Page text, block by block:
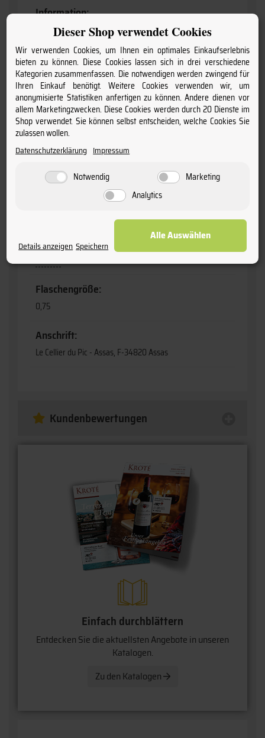
Information:
enthält Sulfite
Anbaugebiet:
Languedoc-Roussillon
Jahrgang:
2021
Charakter:
ausdrucksstark & fein
Geschmack:
Flaschengröße:
0,75
Anschrift:
Le Cellier du Pic - Assas, F-34820 Assas
Kundenbewertungen
Einfach durchblättern
Entdecken Sie die aktuellsten Angebote in unseren
Katalogen.
Zu den Katalogen
Dieser Shop verwendet Cookies
Wir verwenden Cookies, um Ihnen ein optimales Einkaufserlebnis
bieten zu können. Diese Cookies lassen sich in drei verschiedene
Kategorien zusammenfassen. Die notwendigen werden zwingend für
Ihren Einkauf benötigt. Weitere Cookies verwenden wir, um
anonymisierte Statistiken anfertigen zu können. Andere dienen vor
allem Marketingzwecken. Diese Cookies werden durch 20 Dienste im
Shop verwendet. Sie können selbst entscheiden, welche Cookies Sie
zulassen wollen.
Datenschutzerklärung Impressum
Notwendig
Marketing
Analytics
Details anzeigen Speichern
Alle Auswählen